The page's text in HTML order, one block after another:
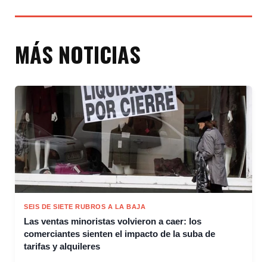
MÁS NOTICIAS
SEIS DE SIETE RUBROS A LA BAJA
Las ventas minoristas volvieron a caer: los
comerciantes sienten el impacto de la suba de
tarifas y alquileres